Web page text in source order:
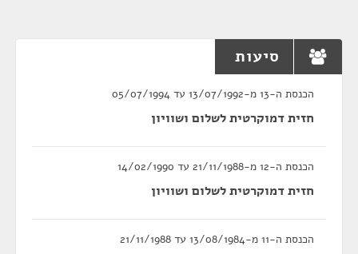
סיעות
הכנסת ה-13 מ-13/07/1992 עד 05/07/1994
חזית דמוקרטית לשלום ושוויון
הכנסת ה-12 מ-21/11/1988 עד 14/02/1990
חזית דמוקרטית לשלום ושוויון
הכנסת ה-11 מ-13/08/1984 עד 21/11/1988